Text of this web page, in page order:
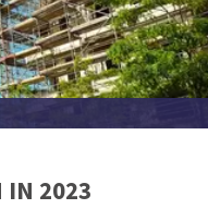
IN 2023